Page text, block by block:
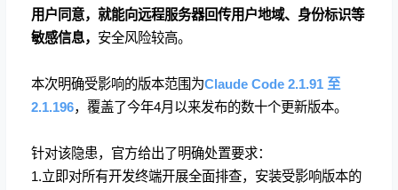
用户同意，就能向远程服务器回传用户地域、身份标识等
敏感信息， 安全风险较高。
本次明确受影响的版本范围为Claude Code 2.1.91 至
2.1.196，覆盖了今年4月以来发布的数十个更新版本。
针对该隐患，官方给出了明确处置要求：
1.立即对所有开发终端开展全面排查，安装受影响版本的